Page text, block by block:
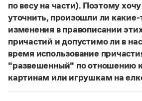
Новости и события
Статьи
Интервью
Лекции и подкасты
Рекомендуем
Учебник Грамоты
по весу на части). Поэтому хочу
уточнить, произошли ли какие-
изменения в правописании
причастий и допустимо ли в
время использование
"развешенный" по отношению
картинам или игрушкам на
Нашответ2014 года по-